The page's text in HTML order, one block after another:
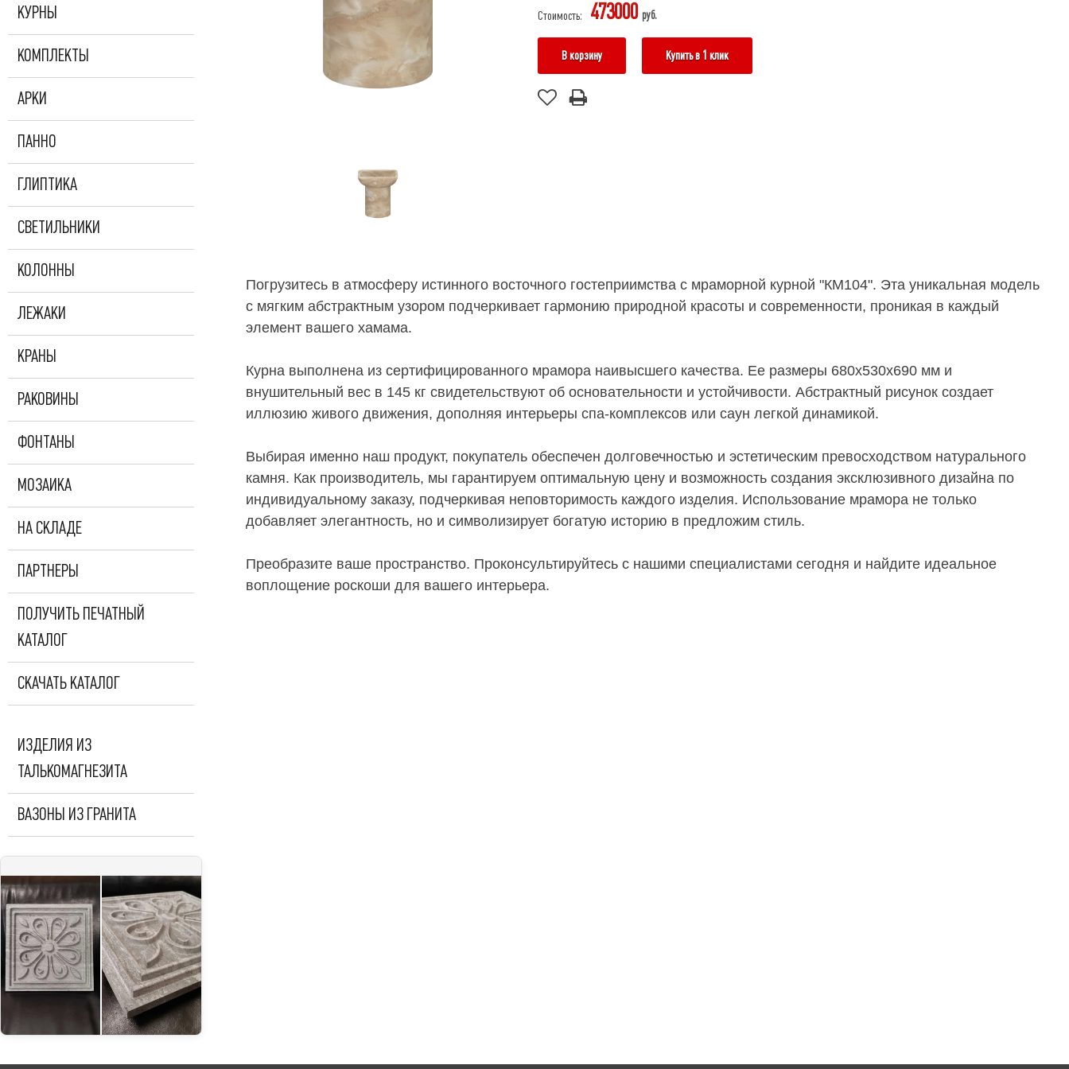
КУРНЫ
КОМПЛЕКТЫ
АРКИ
ПАННО
ГЛИПТИКА
СВЕТИЛЬНИКИ
КОЛОННЫ
ЛЕЖАКИ
КРАНЫ
РАКОВИНЫ
ФОНТАНЫ
МОЗАИКА
НА СКЛАДЕ
ПАРТНЕРЫ
ПОЛУЧИТЬ ПЕЧАТНЫЙ
КАТАЛОГ
СКАЧАТЬ КАТАЛОГ
ИЗДЕЛИЯ ИЗ
ТАЛЬКОМАГНЕЗИТА
ВАЗОНЫ ИЗ ГРАНИТА
Стоимость: 473000 руб.
В корзину Купить в 1 клик
Погрузитесь в атмосферу истинного восточного гостеприимства с мраморной курной "КМ104". Эта уникальная модель
с мягким абстрактным узором подчеркивает гармонию природной красоты и современности, проникая в каждый
элемент вашего хамама.
Курна выполнена из сертифицированного мрамора наивысшего качества. Ее размеры 680х530х690 мм и
внушительный вес в 145 кг свидетельствуют об основательности и устойчивости. Абстрактный рисунок создает
иллюзию живого движения, дополняя интерьеры спа-комплексов или саун легкой динамикой.
Выбирая именно наш продукт, покупатель обеспечен долговечностью и эстетическим превосходством натурального
камня. Как производитель, мы гарантируем оптимальную цену и возможность создания эксклюзивного дизайна по
индивидуальному заказу, подчеркивая неповторимость каждого изделия. Использование мрамора не только
добавляет элегантность, но и символизирует богатую историю в предложим стиль.
Преобразите ваше пространство. Проконсультируйтесь с нашими специалистами сегодня и найдите идеальное
воплощение роскоши для вашего интерьера.